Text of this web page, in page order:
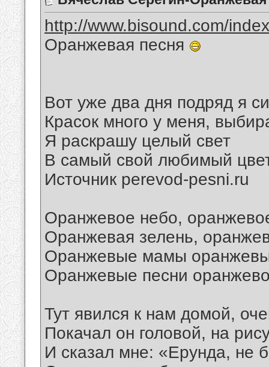
http://www.bisound.com/
Оранжевая песня
Вот уже два дня подряд я
Красок много у меня,
Я раскрашу целый свет
В самый свой любимый
Источник perevod-pesni.ru
Оранжевое небо,
Оранжевая зелень,
Оранжевые мамы
Оранжевые песни
Тут явился к нам домой,
Покачал он головой, на
И сказал мне: «Ерунда, не